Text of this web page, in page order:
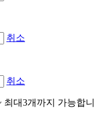
취소
취소
대3개까지 가능합니